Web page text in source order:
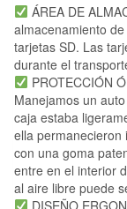
ÁREA DE
almacenamiento
tarjetas SD. Las
durante el
PROTECCIÓN
Manejamos un
caja estaba
ella permanecieron
con una goma
entre en el interior
al aire libre puede
DISEÑO